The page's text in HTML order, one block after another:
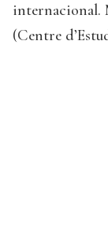
internacional.
(Centre